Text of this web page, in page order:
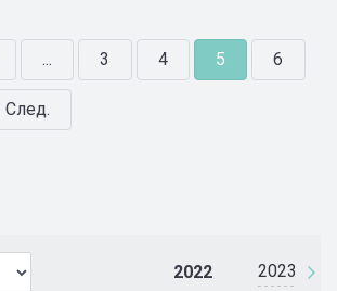
2022 2023
... 3 4 5 6
След.